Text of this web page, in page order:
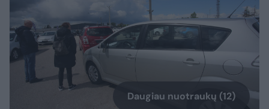
Daugiau nuotraukų (12)